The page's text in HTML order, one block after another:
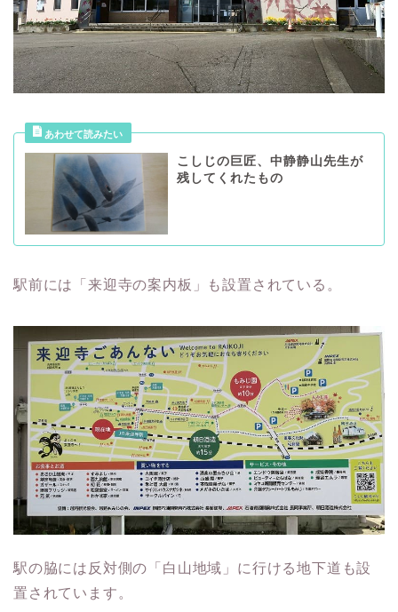
こしじの巨匠、中静静山先生が
残してくれたもの
駅前には「来迎寺の案内板」も設置されている。
駅の脇には反対側の「白山地域」に行ける地下道も設
置されています。